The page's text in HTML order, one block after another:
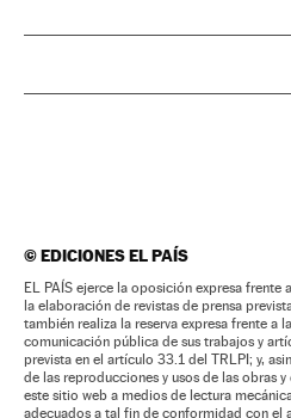
©EDICIONES EL PAÍS
EL PAÍS ejerce la oposición expresa frente
la elaboración de revistas de prensa
también realiza la reserva expresa frente a
comunicación pública de sus trabajos y
prevista en el artículo 33.1 del TRLPI; y,
de las reproducciones y usos de las obras
este sitio web a medios de lectura
adecuados a tal fin de conformidad con el